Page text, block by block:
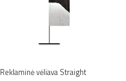
Reklaminė vėliava Straight